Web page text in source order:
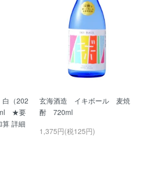
白（202
★要
算 詳細
玄海酒造 イキボール 麦焼
酎 720ml
1,375円(税125円)